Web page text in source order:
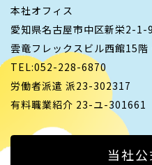
本社オフィス
愛知県名古屋市中区新栄2-1-9
雲竜フレックスビル西館15階
TEL:052-228-6870
労働者派遣 派23-302317
有料職業紹介 23-ユ-301661
当社